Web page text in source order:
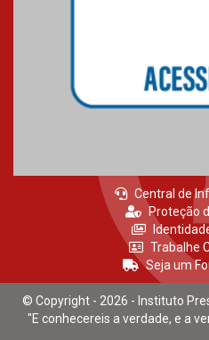
Central de
Proteção
Trabalhe
Seja um
© Copyright - 2026 - Instituto
"E conhecereis a verdade, e a